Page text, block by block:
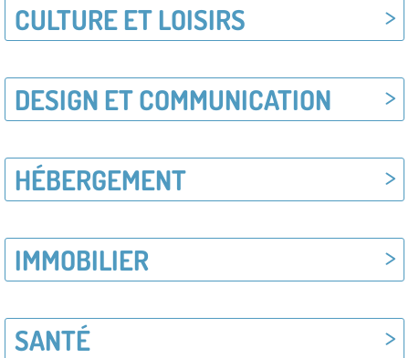
CULTURE ET LOISIRS
DESIGN ET COMMUNICATION
HÉBERGEMENT
IMMOBILIER
SANTÉ